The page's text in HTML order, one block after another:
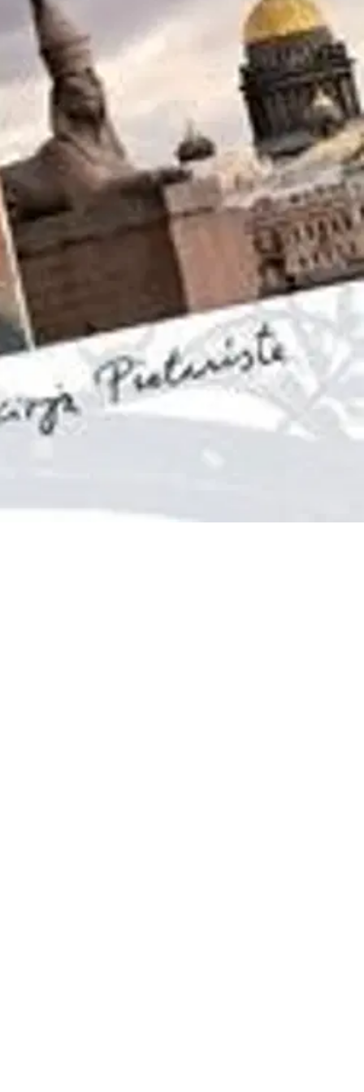
elävät ja kohtaavat Pietarin modernisoituneessa nykyajassa
romaaneissa.
Inkerin evankelis-luterilainen kirkko
kirkoksi, johon monien eri kansojen jäsenet voivat
merkintöjä siitä mitä on tullut vastaan niin työssä kuin
työn ohessa erityisesti näkeminen; kaupungin kauneus, taide ja